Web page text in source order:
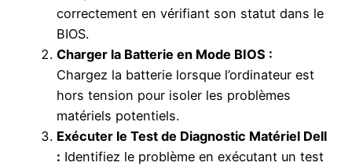
correctement en vérifiant son statut dans le
BIOS.
Charger la Batterie en Mode BIOS :
Chargez la batterie lorsque l’ordinateur est
hors tension pour isoler les problèmes
matériels potentiels.
Exécuter le Test de Diagnostic Matériel Dell
: Identifiez le problème en exécutant un test